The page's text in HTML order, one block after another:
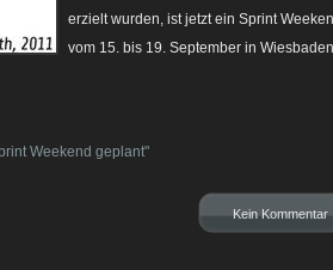
erzielt wurden, ist jetzt ein Sprint
vom 15. bis 19. September in Wiesbaden
Weekend geplant"
Kein Kommentar